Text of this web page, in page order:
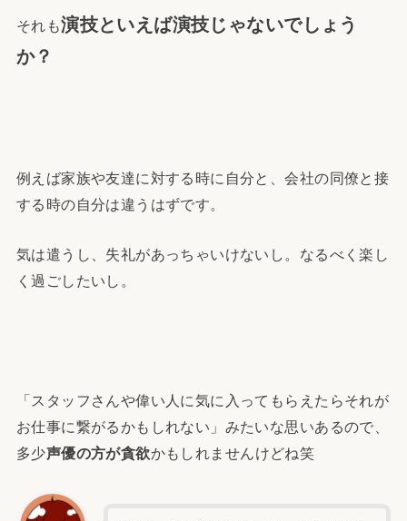
それも演技といえば演技じゃないでしょう
か？
例えば家族や友達に対する時に自分と、会社の同僚と接
する時の自分は違うはずです。
気は遣うし、失礼があっちゃいけないし。なるべく楽し
く過ごしたいし。
「スタッフさんや偉い人に気に入ってもらえたらそれが
お仕事に繋がるかもしれない」みたいな思いあるので、
多少声優の方が貪欲かもしれませんけどね笑